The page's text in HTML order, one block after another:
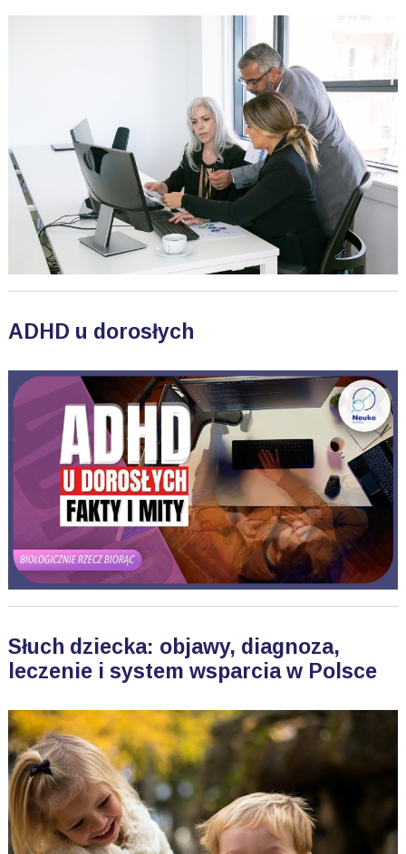
ADHD u dorosłych
Słuch dziecka: objawy, diagnoza,
leczenie i system wsparcia w Polsce